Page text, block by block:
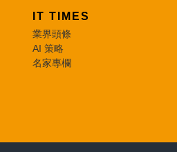
IT TIMES
業界頭條
AI 策略
名家專欄